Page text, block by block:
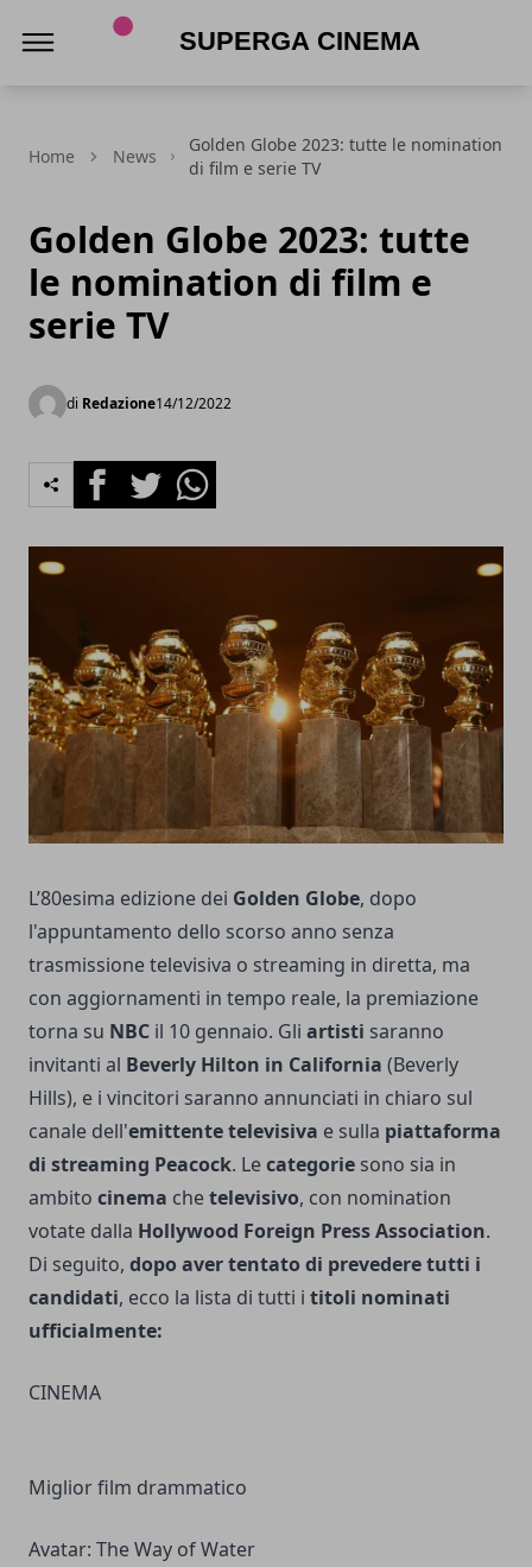
Home News
Golden Globe 2023: tutte le nomination
di film e serie TV
Golden Globe 2023: tutte
le nomination di film e
serie TV
di Redazione14/12/2022
FacebookTwitterWhatsapp
L’80esima edizione dei Golden Globe, dopo
l'appuntamento dello scorso anno senza
trasmissione televisiva o streaming in diretta, ma
con aggiornamenti in tempo reale, la premiazione
torna su NBC il 10 gennaio. Gli artisti saranno
invitanti al Beverly Hilton in California (Beverly
Hills), e i vincitori saranno annunciati in chiaro sul
canale dell'emittente televisiva e sulla piattaforma
di streaming Peacock. Lecategorie sono sia in
ambito cinema chetelevisivo, con nomination
votate dalla Hollywood Foreign Press Association.
Di seguito, dopo aver tentato di prevedere tutti i
candidati, ecco la lista di tutti i titoli nominati
ufficialmente:
CINEMA
Miglior film drammatico
Avatar: The Way of Water